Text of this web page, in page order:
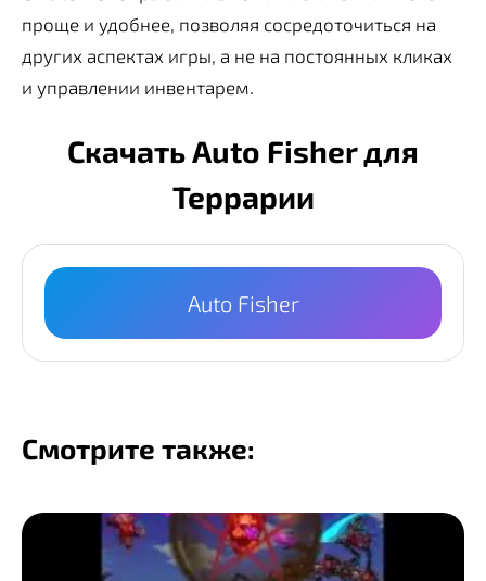
проще и удобнее, позволяя сосредоточиться на
других аспектах игры, а не на постоянных кликах
и управлении инвентарем.
Скачать Auto Fisher для
Террарии
Auto Fisher
Смотрите также: